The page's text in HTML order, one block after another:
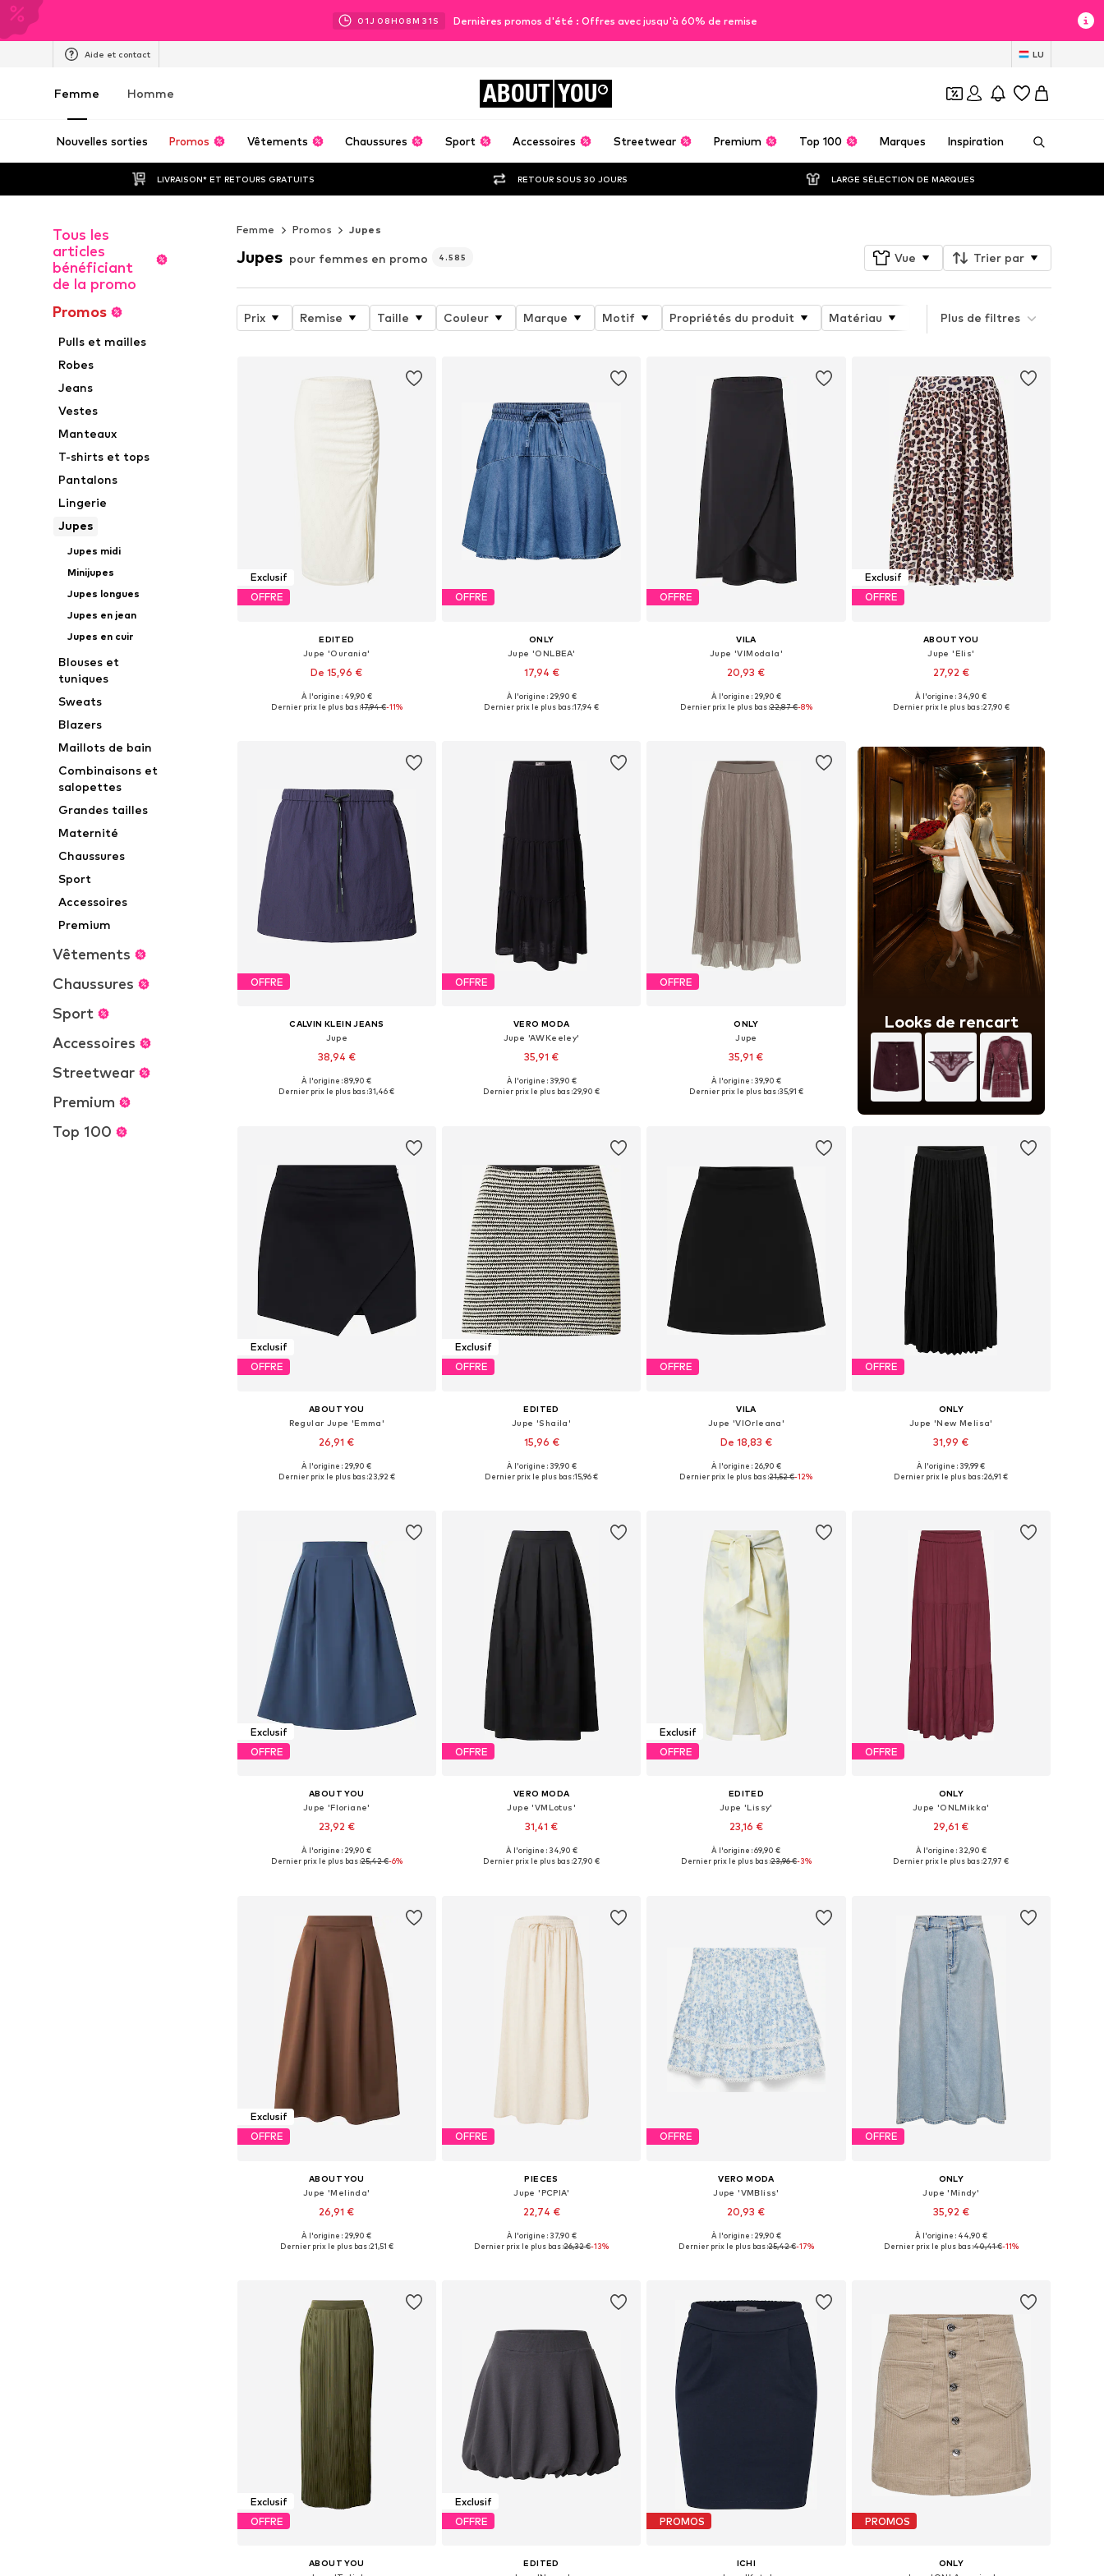
01J 08H 08M 29 S Dernières promos d'été : Offres avec jusqu'à 60% de remise
Aide et contact LU
Femme Homme ABOUT YOU
Nouvelles sorties Promos Vêtements Chaussures Sport Accessoires Streetwear Premium Top 100 Marques Inspiration
LIVRAISON* ET RETOURS GRATUITS RETOUR SOUS 30 JOURS LARGE SÉLECTION DE MARQUES
Tous les
articles
bénéficiant
de la promo
Promos
Pulls et mailles
Robes
Jeans
Vestes
Manteaux
T-shirts et tops
Pantalons
Lingerie
Jupes
Jupes midi
Minijupes
Jupes longues
Jupes en jean
Jupes en cuir
Blouses et
tuniques
Sweats
Blazers
Maillots de bain
Combinaisons et
salopettes
Grandes tailles
Maternité
Chaussures
Sport
Accessoires
Premium
Vêtements
Chaussures
Sport
Accessoires
Streetwear
Premium
Top 100
Femme Promos Jupes
Jupes pour femmes en promo 4.585 Vue Trier par
Prix Remise Taille Couleur Marque Motif Propriétés du produit Matériau Tailles spéciales
Plus de filtres
Exclusif
OFFRE
EDITED
Jupe 'Ourania'
De 15,96 €
Tailles disponibles: 38, 40, 42
À l'origine : 49,90 €
Dernier prix le plus bas :17,94 €-11%
OFFRE
ONLY
Jupe 'ONLBEA'
17,94 €
Tailles disponibles: 34, 36, 38, 40
À l'origine : 29,90 €
Dernier prix le plus bas :17,94 €
OFFRE
VILA
Jupe 'VIModala'
20,93 €
Tailles disponibles: 44
À l'origine : 29,90 €
Dernier prix le plus bas :22,87 €-8%
Exclusif
OFFRE
ABOUT YOU
Jupe 'Elis'
27,92 €
+1
Tailles disponibles: 34, 36, 38, 40, 42, 44
À l'origine : 34,90 €
Dernier prix le plus bas :27,90 €
OFFRE
CALVIN KLEIN JEANS
Jupe
38,94 €
Tailles disponibles: 34, 36, 38, 40, 42
À l'origine : 89,90 €
Dernier prix le plus bas :31,46 €
OFFRE
VERO MODA
Jupe 'AWKeeley'
35,91 €
Tailles disponibles: 34, 36, 38, 40, 42
À l'origine : 39,90 €
Dernier prix le plus bas :29,90 €
OFFRE
ONLY
Jupe
35,91 €
Tailles disponibles: 34, 36, 38, 40
À l'origine : 39,90 €
Dernier prix le plus bas :35,91 €
Looks de rencart
Exclusif
OFFRE
ABOUT YOU
Regular Jupe 'Emma'
26,91 €
Tailles disponibles: 34, 36, 38, 40, 42, 44
À l'origine : 29,90 €
Dernier prix le plus bas :23,92 €
Exclusif
OFFRE
EDITED
Jupe 'Shaila'
15,96 €
Tailles disponibles: 34, 36, 38, 40, 42
À l'origine : 39,90 €
Dernier prix le plus bas :15,96 €
OFFRE
VILA
Jupe 'VIOrleana'
De 18,83 €
Tailles disponibles: 36, 38, 40
À l'origine : 26,90 €
Dernier prix le plus bas :21,52 €-12%
OFFRE
ONLY
Jupe 'New Melisa'
31,99 €
Tailles disponibles: 34, 36, 38, 40, 42
À l'origine : 39,99 €
Dernier prix le plus bas :26,91 €
Exclusif
OFFRE
ABOUT YOU
Jupe 'Floriane'
23,92 €
Tailles disponibles: 34, 36, 38, 40, 42, 44
À l'origine : 29,90 €
Dernier prix le plus bas :25,42 €-6%
OFFRE
VERO MODA
Jupe 'VMLotus'
31,41 €
Tailles disponibles: 34, 36, 38, 40, 42
À l'origine : 34,90 €
Dernier prix le plus bas :27,90 €
Exclusif
OFFRE
EDITED
Jupe 'Lissy'
23,16 €
Tailles disponibles: 34, 36, 38, 40, 42
À l'origine : 69,90 €
Dernier prix le plus bas :23,96 €-3%
OFFRE
ONLY
Jupe 'ONLMikka'
29,61 €
+1
Tailles disponibles: 36, 38, 40, 42, 44
À l'origine : 32,90 €
Dernier prix le plus bas :27,97 €
Exclusif
OFFRE
ABOUT YOU
Jupe 'Melinda'
26,91 €
+6
Tailles disponibles: 34, 36, 38, 40, 42, 44
À l'origine : 29,90 €
Dernier prix le plus bas :21,51 €
OFFRE
PIECES
Jupe 'PCPIA'
22,74 €
Tailles disponibles: 34, 36, 38, 40
À l'origine : 37,90 €
Dernier prix le plus bas :26,32 €-13%
OFFRE
VERO MODA
Jupe 'VMBliss'
20,93 €
Tailles disponibles: 34, 36, 38, 40, 42
À l'origine : 29,90 €
Dernier prix le plus bas :25,42 €-17%
OFFRE
ONLY
Jupe 'Mindy'
35,92 €
Tailles disponibles: 34, 36, 38, 40, 42
À l'origine : 44,90 €
Dernier prix le plus bas :40,41 €-11%
Exclusif
OFFRE
ABOUT YOU
Exclusif
OFFRE
EDITED
PROMOS
ICHI
PROMOS
ONLY